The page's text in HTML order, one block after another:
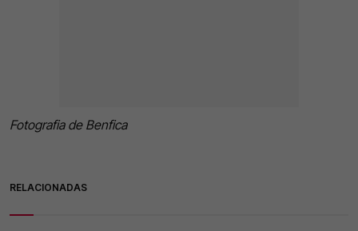
Fotografia de Benfica
RELACIONADAS